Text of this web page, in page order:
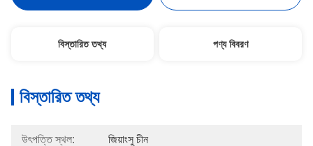
বিস্তারিত তথ্য পণ্য বিবরণ
বিস্তারিত তথ্য
উৎপত্তি স্থল: জিয়াংসু চীন